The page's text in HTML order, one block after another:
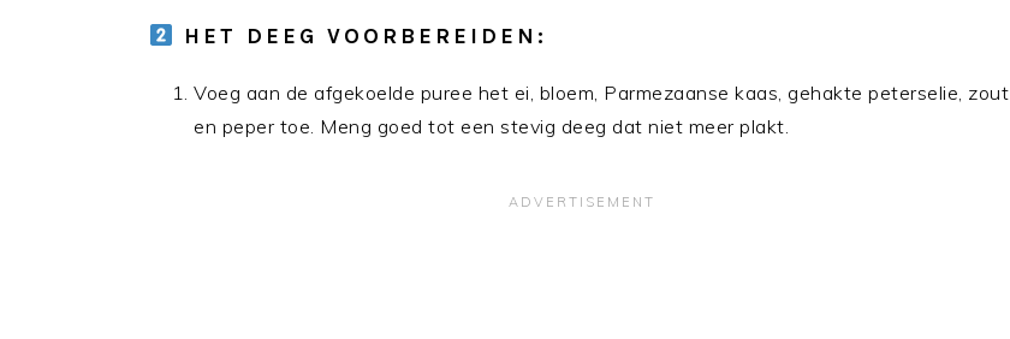
HET DEEG VOORBEREIDEN:
Voeg aan de afgekoelde puree het ei, bloem, Parmezaanse kaas, gehakte peterselie, zout
en peper toe. Meng goed tot een stevig deeg dat niet meer plakt.